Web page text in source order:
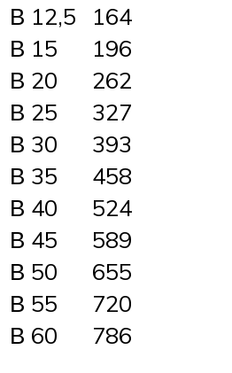
В 12,5
164
В 15
196
В 20
262
В 25
327
В 30
393
В 35
458
В 40
524
В 45
589
В 50
655
В 55
720
В 60
786